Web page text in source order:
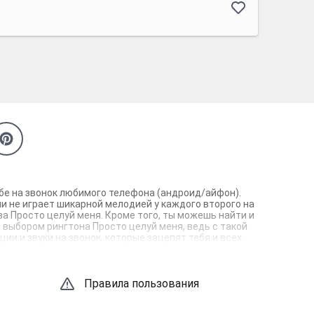
на звонок любимого телефона (андроид/айфон).
не играет шикарной мелодией у каждого второго на
Просто целуй меня. Кроме того, ты можешь найти и
рингтона Просто целуй меня, ведь с такой
и звуки на звонок, которые зацепят тебя и всех
Правила пользования